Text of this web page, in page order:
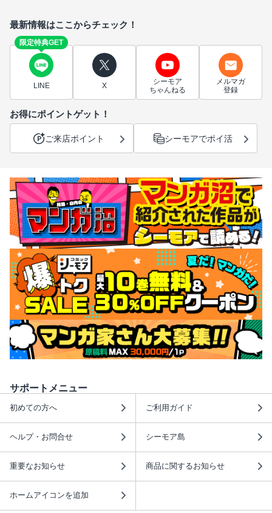
最新情報はここからチェック！
限定特典GET
LINE X
シーモア
ちゃんねる
メルマガ
登録
お得にポイントゲット！
ご来店ポイント シーモアでポイ活
サポートメニュー
初めての方へ ご利用ガイド
ヘルプ・お問合せ シーモア島
重要なお知らせ 商品に関するお知らせ
ホームアイコンを追加